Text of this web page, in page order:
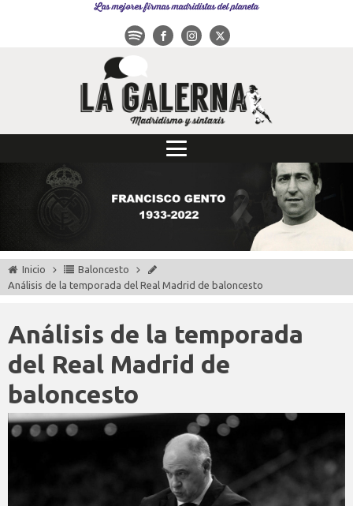
Las mejores firmas madridistas del planeta
Inicio
Baloncesto
Análisis de la temporada del Real Madrid de baloncesto
Análisis de la temporada
del Real Madrid de
baloncesto